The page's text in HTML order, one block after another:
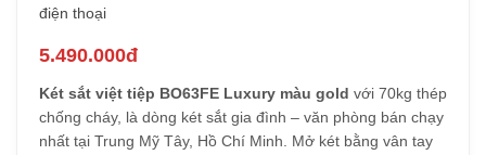
điện thoại
5.490.000đ
Két sắt việt tiệp BO63FE Luxury màu gold với 70kg thép
chống cháy, là dòng két sắt gia đình – văn phòng bán chạy
nhất tại Trung Mỹ Tây, Hồ Chí Minh. Mở két bằng vân tay